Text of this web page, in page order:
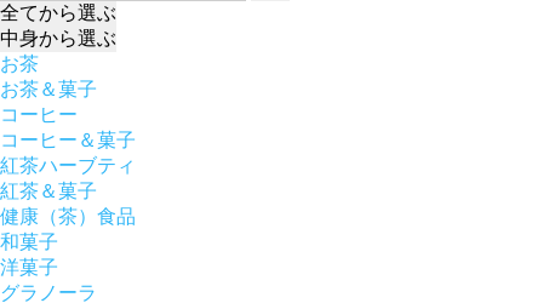
全てから選ぶ
中身から選ぶ
お茶
お茶＆菓子
コーヒー
コーヒー＆菓子
紅茶ハーブティ
紅茶＆菓子
健康（茶）食品
和菓子
洋菓子
グラノーラ